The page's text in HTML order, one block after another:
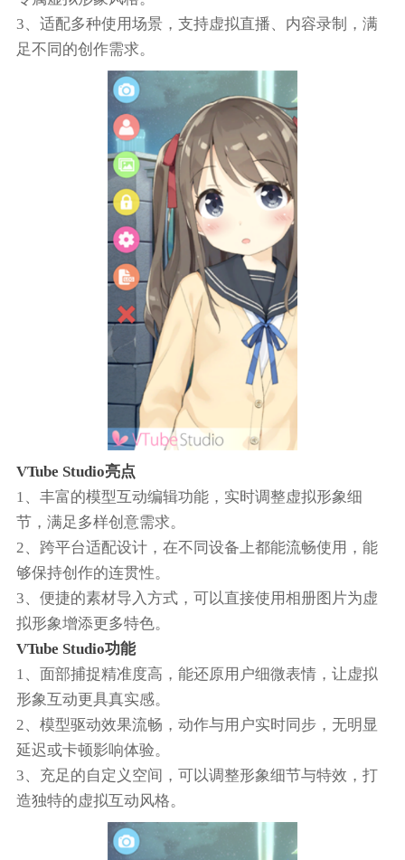
3、适配多种使用场景，支持虚拟直播、内容录制，满
足不同的创作需求。
VTube Studio亮点
1、丰富的模型互动编辑功能，实时调整虚拟形象细
节，满足多样创意需求。
2、跨平台适配设计，在不同设备上都能流畅使用，能
够保持创作的连贯性。
3、便捷的素材导入方式，可以直接使用相册图片为虚
拟形象增添更多特色。
VTube Studio功能
1、面部捕捉精准度高，能还原用户细微表情，让虚拟
形象互动更具真实感。
2、模型驱动效果流畅，动作与用户实时同步，无明显
延迟或卡顿影响体验。
3、充足的自定义空间，可以调整形象细节与特效，打
造独特的虚拟互动风格。